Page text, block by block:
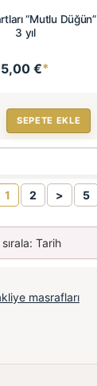
“Mutlu Düğün”
3 yıl
5,00 €*
SEPETE EKLE
1 2 > 5
masrafları